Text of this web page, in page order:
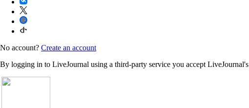
No account? Create an account
By logging in to LiveJournal using a third-party service you accept LiveJournal's